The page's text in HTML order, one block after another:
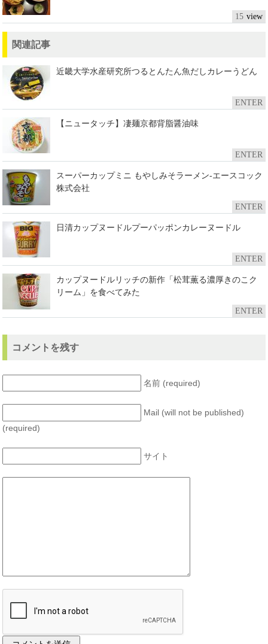
15
関連記事
近畿大学水産研究所つるとんたん魚だしカレーうどん
ENTER
【ニュータッチ】凄麺京都背脂醤油味
ENTER
スーパーカップミニ もやしみそラーメン-エースコック
株式会社
ENTER
日清カップヌードルプーパッポンカレーヌードル
ENTER
カップヌードルリッチの新作「松茸薫る濃厚きのこク
リーム」を食べてみた
ENTER
コメントを残す
名前 (required)
Mail (will not be published)
(required)
サイト